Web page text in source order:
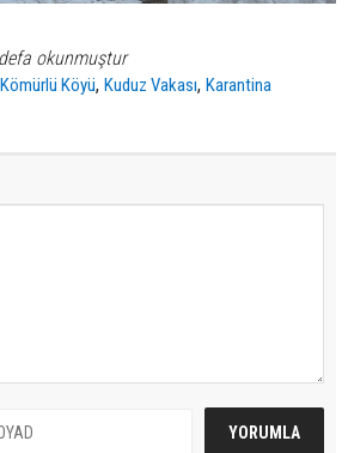
okunmuştur
Kömürlü Köyü,Kuduz Vakası,Karantina